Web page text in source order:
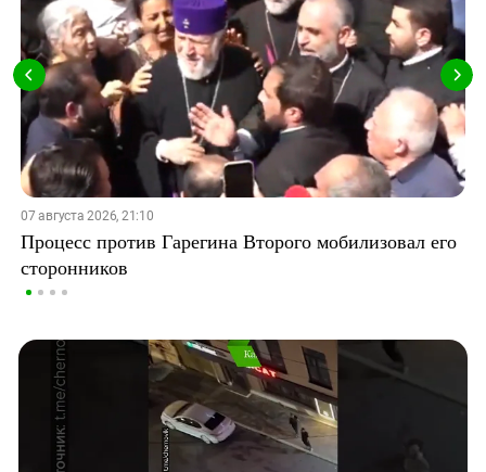
07 августа 2026, 21:10
Процесс против Гарегина Второго мобилизовал его
сторонников